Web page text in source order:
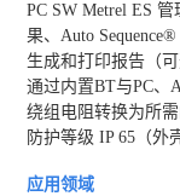
PC SW Metrel ES
果、Auto
生成和打印报告（可
通过内置BT与PC、
绕组电阻转换为所需
防护等级 IP 65（外
应用领域